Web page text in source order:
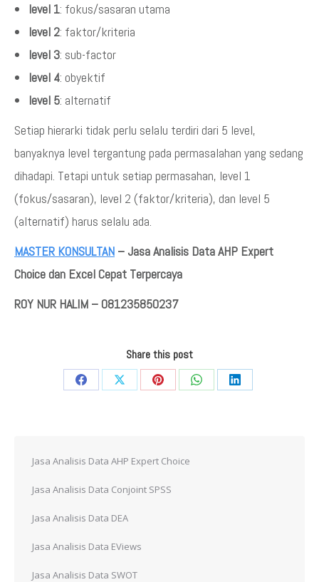
level 1: fokus/sasaran utama
level 2: faktor/kriteria
level 3: sub-factor
level 4: obyektif
level 5: alternatif
Setiap hierarki tidak perlu selalu terdiri dari 5 level,
banyaknya level tergantung pada permasalahan yang sedang
dihadapi. Tetapi untuk setiap permasahan, level 1
(fokus/sasaran), level 2 (faktor/kriteria), dan level 5
(alternatif) harus selalu ada.
MASTER KONSULTAN – Jasa Analisis Data AHP Expert
Choice dan Excel Cepat Terpercaya
ROY NUR HALIM – 081235850237
Share this post
Share
Share
Share
Share
Share
Jasa Analisis Data AHP Expert Choice
Jasa Analisis Data Conjoint SPSS
Jasa Analisis Data DEA
Jasa Analisis Data EViews
Jasa Analisis Data SWOT